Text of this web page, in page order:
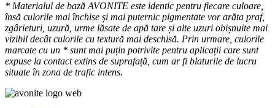
* Materialul de bază AVONITE este identic pentru fiecare culoare,
însă culorile mai închise și mai puternic pigmentate vor arăta praf,
zgârieturi, uzură, urme lăsate de apă tare și alte uzuri obișnuite mai
vizibil decât culorile cu textură mai deschisă. Prin urmare, culorile
marcate cu un * sunt mai puțin potrivite pentru aplicații care sunt
expuse la contact extins de suprafață, cum ar fi blaturile de lucru
situate în zona de trafic intens.